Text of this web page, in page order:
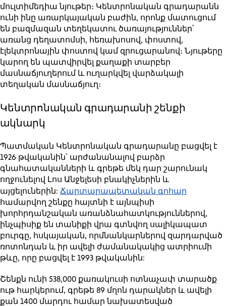
մուլտիմեդիա նյութեր։ Կենտրոնական գրադարանն
ունի ինը առարկայական բաժին, որոնք մատուցում
են բազմազան տեղեկատու ծառայություններ՝
առանց դեղատոմսի, հեռախոսով, փոստով,
էլեկտրոնային փոստով կամ զրուցարանով։ Նյութերը
կարող են պատվիրվել քաղաքի տարբեր
մասնաճյուղերում և ուղարկվել վարձակալի
տեղական մասնաճյուղ։
Կենտրոնական գրադարանի շենքի
ակնարկ
Պատմական Կենտրոնական գրադարանը բացվել է
1926 թվականին՝ արժանանալով բարձր
գնահատականների և գրեթե մեկ դար շարունակ
ողջունելով Լոս Անջելեսի բնակիչներին և
այցելուներին: Ճարտարապետական գոհար
համարվող շենքը հայտնի է այնպիսի
խորհրդանշական առանձնահատկություններով,
ինչպիսիք են տանիքի վրա գտնվող սալիկապատ
բուրգը, հսկայական, որմնանկարներով զարդարված
ռոտոնդան և իր ավելի ժամանակակից ատրիումի
թևը, որը բացվել է 1993 թվականին:
Շենքն ունի 538,000 քառակուսի ոտնաչափ տարածք
ութ հարկերում, գրեթե 89 մղոն դարակներ և ավելի
քան 1400 մարդու համար նախատեսված